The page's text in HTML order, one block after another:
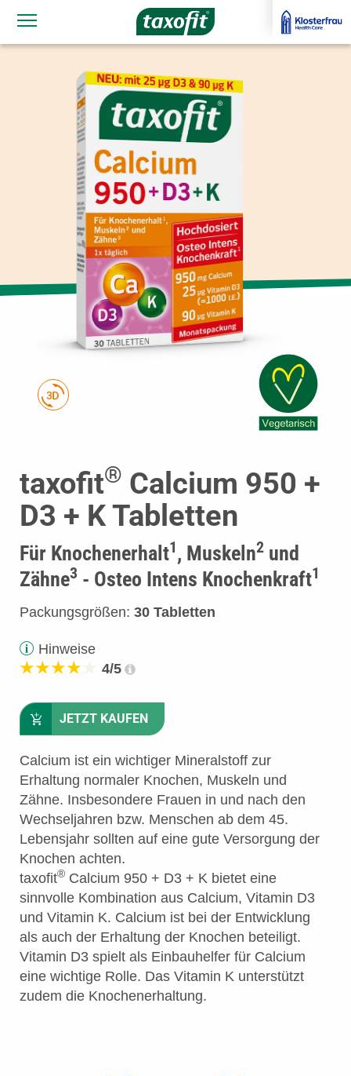
Navigationssichtbarkeit umschalten
taxofit® Calcium 950 +
D3 + K Tabletten
Für Knochenerhalt1, Muskeln2 und
Zähne3 - Osteo Intens Knochenkraft1
Packungsgrößen: 30 Tabletten
Hinweise
4/5
JETZT KAUFEN
Calcium ist ein wichtiger Mineralstoff zur
Erhaltung normaler Knochen, Muskeln und
Zähne. Insbesondere Frauen in und nach den
Wechseljahren bzw. Menschen ab dem 45.
Lebensjahr sollten auf eine gute Versorgung der
Knochen achten.
taxofit® Calcium 950 + D3 + K bietet eine
sinnvolle Kombination aus Calcium, Vitamin D3
und Vitamin K. Calcium ist bei der Entwicklung
als auch der Erhaltung der Knochen beteiligt.
Vitamin D3 spielt als Einbauhelfer für Calcium
eine wichtige Rolle. Das Vitamin K unterstützt
zudem die Knochenerhaltung.